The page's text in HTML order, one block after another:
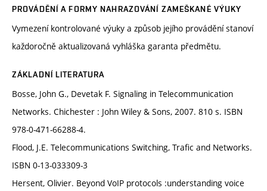
PROVÁDĚNÍ A FORMY NAHRAZOVÁNÍ ZAMEŠKANÉ VÝUKY
Vymezení kontrolované výuky a způsob jejího provádění stanoví
každoročně aktualizovaná vyhláška garanta předmětu.
ZÁKLADNÍ LITERATURA
Bosse, John G., Devetak F. Signaling in Telecommunication
Networks. Chichester : John Wiley & Sons, 2007. 810 s. ISBN
978-0-471-66288-4.
Flood, J.E. Telecommunications Switching, Trafic and Networks.
ISBN 0-13-033309-3
Hersent, Olivier. Beyond VoIP protocols :understanding voice